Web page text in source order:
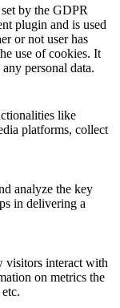
by the GDPR
plugin and is used
or not user has
use of cookies. It
personal data.
like
platforms, collect
analyze the key
in delivering a
visitors interact with
on metrics the